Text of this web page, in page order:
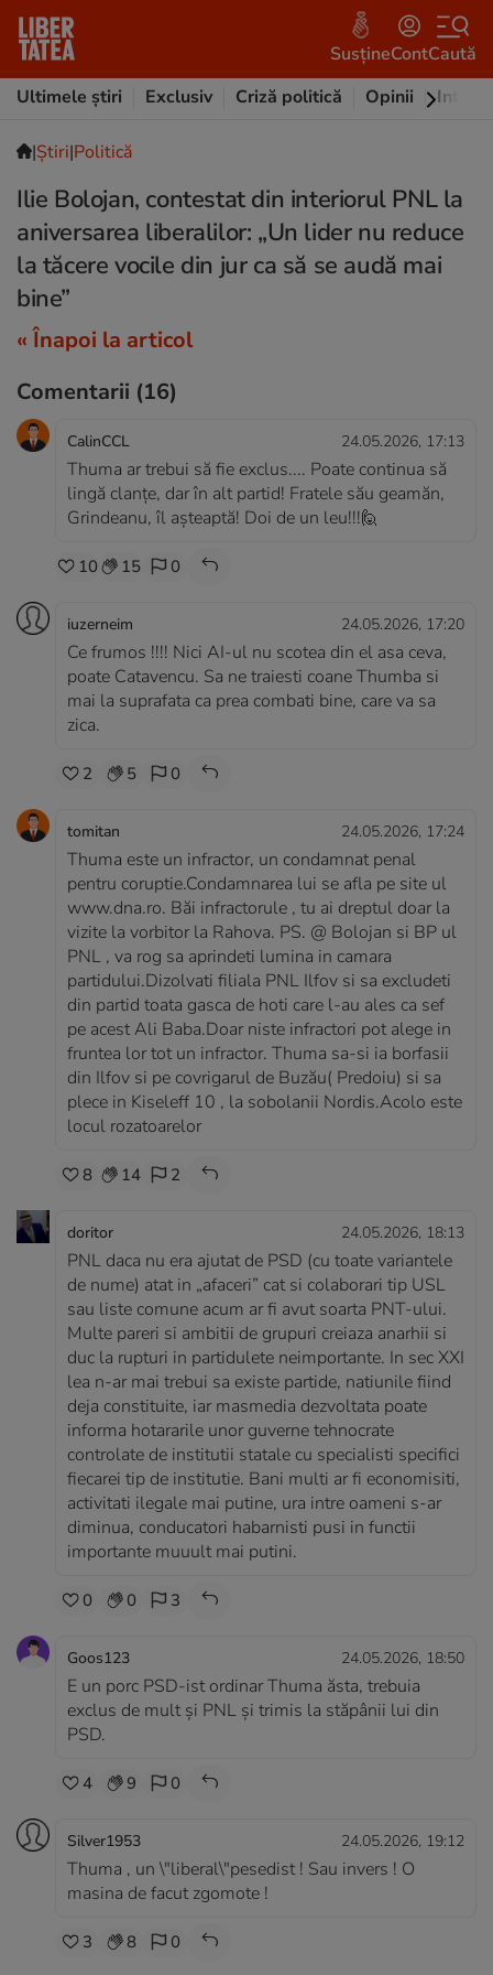
SusțineContCaută
Ultimele știri
Exclusiv Criză politică Opinii
|Ştiri|Politică
Ilie Bolojan, contestat din interiorul PNL la
aniversarea liberalilor: „Un lider nu reduce
la tăcere vocile din jur ca să se audă mai
bine”
« Înapoi la articol
Comentarii (16)
CalinCCL 24.05.2026, 17:13
Thuma ar trebui să fie exclus.... Poate continua să
lingă clanțe, dar în alt partid! Fratele său geamăn,
Grindeanu, îl așteaptă! Doi de un leu!!!🙋
10 15 0
iuzerneim 24.05.2026, 17:20
Ce frumos !!!! Nici AI-ul nu scotea din el asa ceva,
poate Catavencu. Sa ne traiesti coane Thumba si
mai la suprafata ca prea combati bine, care va sa
zica.
2 5 0
tomitan 24.05.2026, 17:24
Thuma este un infractor, un condamnat penal
pentru coruptie.Condamnarea lui se afla pe site ul
www.dna.ro. Băi infractorule , tu ai dreptul doar la
vizite la vorbitor la Rahova. PS. @ Bolojan si BP ul
PNL , va rog sa aprindeti lumina in camara
partidului.Dizolvati filiala PNL Ilfov si sa excludeti
din partid toata gasca de hoti care l-au ales ca sef
pe acest Ali Baba.Doar niste infractori pot alege in
fruntea lor tot un infractor. Thuma sa-si ia borfasii
din Ilfov si pe covrigarul de Buzău( Predoiu) si sa
plece in Kiseleff 10 , la sobolanii Nordis.Acolo este
locul rozatoarelor
8 14 2
doritor 24.05.2026, 18:13
PNL daca nu era ajutat de PSD (cu toate variantele
de nume) atat in „afaceri” cat si colaborari tip USL
sau liste comune acum ar fi avut soarta PNT-ului.
Multe pareri si ambitii de grupuri creiaza anarhii si
duc la rupturi in partidulete neimportante. In sec XXI
lea n-ar mai trebui sa existe partide, natiunile fiind
deja constituite, iar masmedia dezvoltata poate
informa hotararile unor guverne tehnocrate
controlate de institutii statale cu specialisti specifici
fiecarei tip de institutie. Bani multi ar fi economisiti,
activitati ilegale mai putine, ura intre oameni s-ar
diminua, conducatori habarnisti pusi in functii
importante muuult mai putini.
0 0 3
Goos123 24.05.2026, 18:50
E un porc PSD-ist ordinar Thuma ăsta, trebuia
exclus de mult și PNL și trimis la stăpânii lui din
PSD.
4 9 0
Silver1953 24.05.2026, 19:12
Thuma , un \"liberal\"pesedist ! Sau invers ! O
masina de facut zgomote !
3 8 0